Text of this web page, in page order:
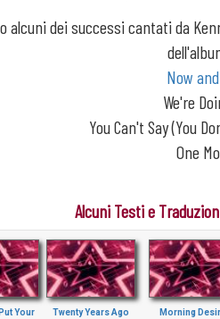
alcuni dei successi cantati da
Now
We're
You Can't Say (You
One
Alcuni Testi e
Your
Twenty Years Ago
Morning